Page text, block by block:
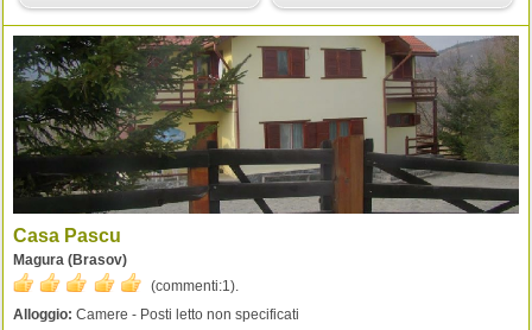
Casa Pascu
Magura (Brasov)
(commenti:1 ).
Alloggio: Camere - Posti letto non specificati